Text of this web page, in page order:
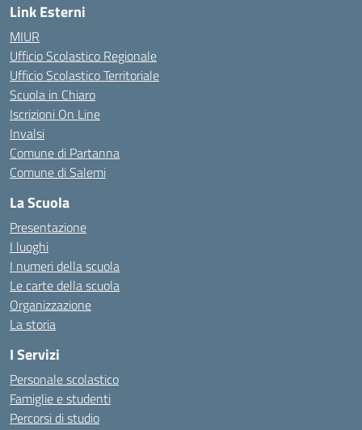
Link Esterni
MIUR
Ufficio Scolastico Regionale
Ufficio Scolastico Territoriale
Scuola in Chiaro
Iscrizioni On Line
Invalsi
Comune di Partanna
Comune di Salemi
La Scuola
Presentazione
I luoghi
I numeri della scuola
Le carte della scuola
Organizzazione
La storia
I Servizi
Personale scolastico
Famiglie e studenti
Percorsi di studio